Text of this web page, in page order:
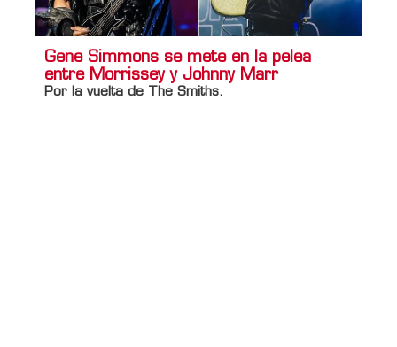
Gene Simmons se mete en la pelea
entre Morrissey y Johnny Marr
Por la vuelta de The Smiths.